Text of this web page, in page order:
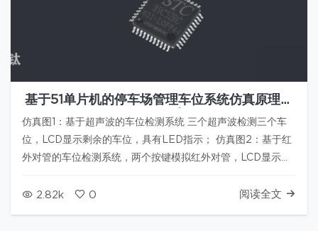
基于51单片机的停车场管理车位系统仿真原理图
PCB程序
仿真图1：基于超声波的车位检测系统 三个超声波检测三个车
位，LCD显示剩余的车位，具有LED指示； 仿真图2：基于红
外对管的车位检测系统，两个按键模拟红外对管，LCD显示剩
图PCB后期将推出，敬请期待... 链接：https:/…
2.82k 0 阅读全文